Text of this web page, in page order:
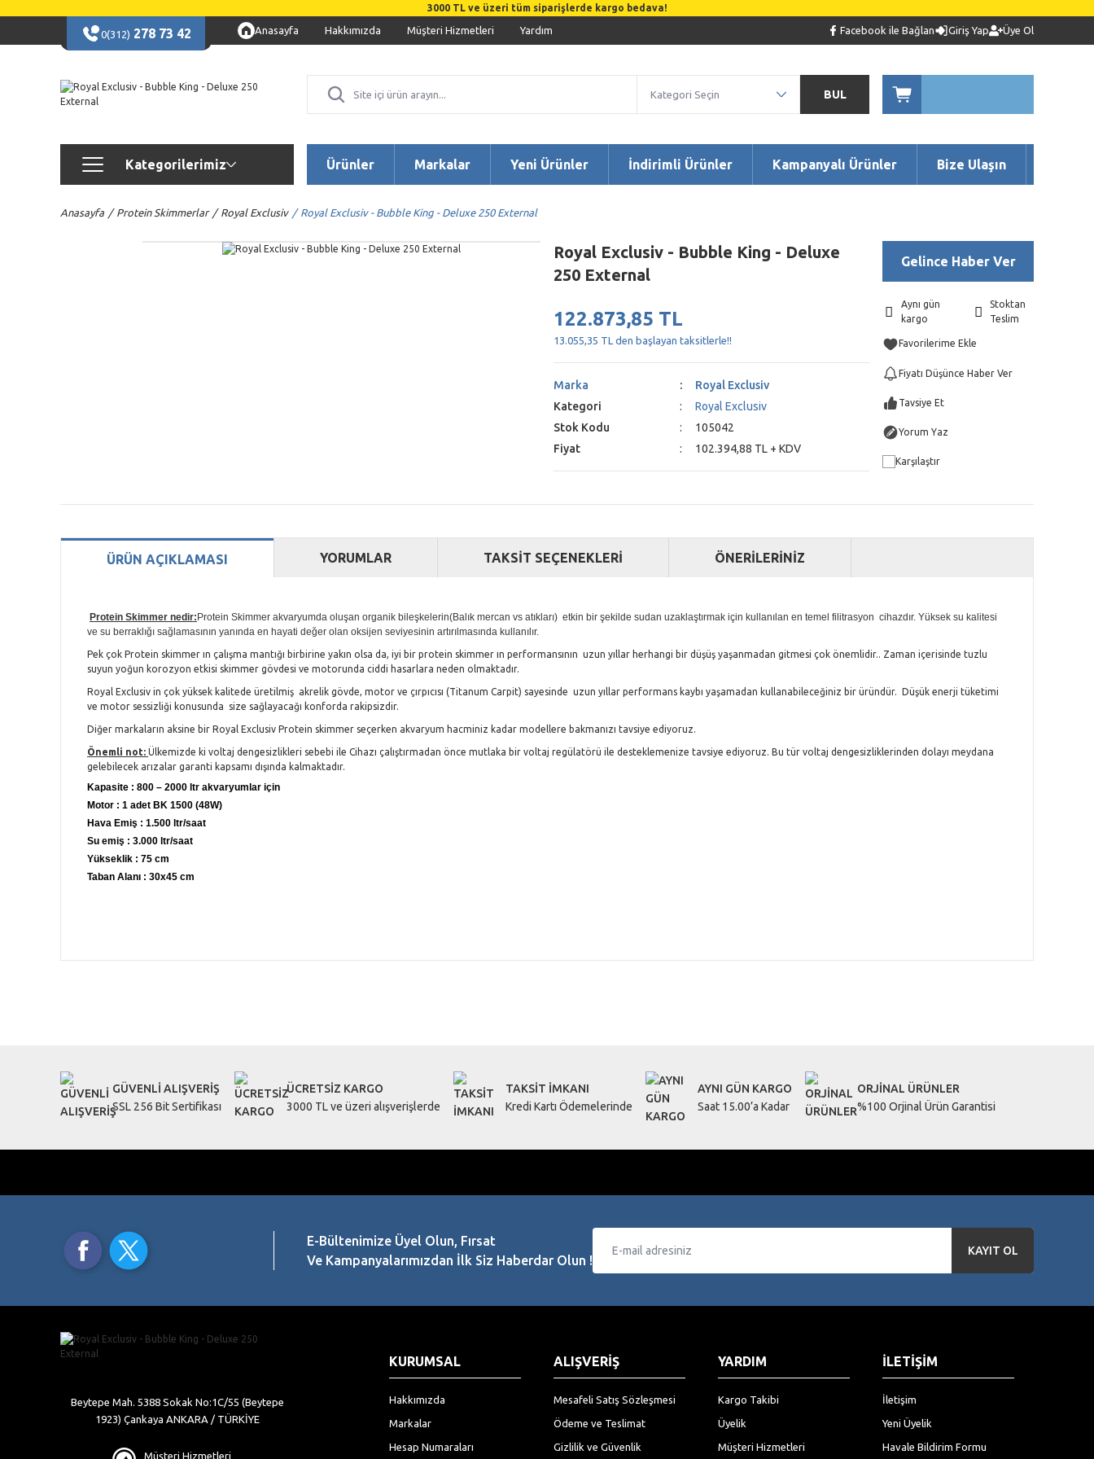
3000 TL ve üzeri tüm siparişlerde kargo bedava!
0(312) 278 73 42 Anasayfa Hakkımızda Müşteri Hizmetleri Yardım Facebook ile Bağlan Giriş Yap Üye Ol
BUL
Kategorilerimiz Ürünler Markalar Yeni Ürünler İndirimli Ürünler Kampanyalı Ürünler Bize Ulaşın
Anasayfa Protein Skimmerlar Royal Exclusiv Royal Exclusiv - Bubble King - Deluxe 250 External
Royal Exclusiv - Bubble King - Deluxe
250 External
122.873,85 TL
13.055,35 TL den başlayan taksitlerle!!
Marka
Royal Exclusiv
Kategori
Royal Exclusiv
Stok Kodu
105042
Fiyat
102.394,88 TL + KDV
Gelince Haber Ver
Aynı gün
kargo
Stoktan
Teslim
Fiyatı Düşünce Haber Ver
Tavsiye Et
Yorum Yaz
Karşılaştır
ÜRÜN AÇIKLAMASI YORUMLAR TAKSİT SEÇENEKLERİ ÖNERİLERİNİZ
Protein Skimmer nedir: Protein Skimmer akvaryumda oluşan organik bileşkelerin(Balık mercan vs atıkları) etkin bir şekilde sudan uzaklaştırmak için kullanılan en temel filitrasyon cihazdır. Yüksek su kalitesi
ve su berraklığı sağlamasının yanında en hayati değer olan oksijen seviyesinin artırılmasında kullanılır.
Pek çok Protein skimmer ın çalışma mantığı birbirine yakın olsa da, iyi bir protein skimmer ın performansının uzun yıllar herhangi bir düşüş yaşanmadan gitmesi çok önemlidir.. Zaman içerisinde tuzlu
suyun yoğun korozyon etkisi skimmer gövdesi ve motorunda ciddi hasarlara neden olmaktadır.
Royal Exclusiv in çok yüksek kalitede üretilmiş akrelik gövde, motor ve çırpıcısı (Titanum Carpit) sayesinde uzun yıllar performans kaybı yaşamadan kullanabileceğiniz bir üründür. Düşük enerji tüketimi
ve motor sessizliği konusunda size sağlayacağı konforda rakipsizdir.
Diğer markaların aksine bir Royal Exclusiv Protein skimmer seçerken akvaryum hacminiz kadar modellere bakmanızı tavsiye ediyoruz.
Önemli not: Ülkemizde ki voltaj dengesizlikleri sebebi ile Cihazı çalıştırmadan önce mutlaka bir voltaj regülatörü ile desteklemenize tavsiye ediyoruz. Bu tür voltaj dengesizliklerinden dolayı meydana
gelebilecek arızalar garanti kapsamı dışında kalmaktadır.
Kapasite : 800 – 2000 ltr akvaryumlar için
Motor : 1 adet BK 1500 (48W)
Hava Emiş : 1.500 ltr/saat
Su emiş : 3.000 ltr/saat
Yükseklik : 75 cm
Taban Alanı : 30x45 cm
Ürün açıklamasında eksik bilgiler bulunuyor.
Ürün bilgilerinde hatalar bulunuyor.
Bu ürüne benzer farklı alternatifler olmalı.
Gönder
GÜVENLİ ALIŞVERİŞ
SSL 256 Bit Sertifikası
ÜCRETSİZ KARGO
3000 TL ve üzeri alışverişlerde
TAKSİT İMKANI
Kredi Kartı Ödemelerinde
AYNI GÜN KARGO
Saat 15.00’a Kadar
ORJİNAL ÜRÜNLER
%100 Orjinal Ürün Garantisi
E-Bültenimize Üyel Olun, Fırsat
Ve Kampanyalarımızdan İlk Siz Haberdar Olun !
KAYIT OL
Beytepe Mah. 5388 Sokak No:1C/55 (Beytepe
1923) Çankaya ANKARA / TÜRKİYE
Müşteri Hizmetleri
KURUMSAL
Hakkımızda
Markalar
Hesap Numaraları
ALIŞVERİŞ
Mesafeli Satış Sözleşmesi
Ödeme ve Teslimat
Gizlilik ve Güvenlik
YARDIM
Kargo Takibi
Üyelik
Müşteri Hizmetleri
İLETİŞİM
İletişim
Yeni Üyelik
Havale Bildirim Formu